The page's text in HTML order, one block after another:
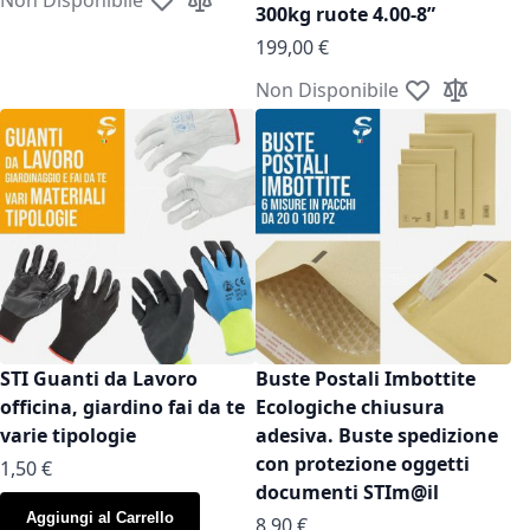
Aggiungi alla lista desideri
Aggiungi al confronto
300kg ruote 4.00-8”
199,00 €
Non Disponibile Aggiungi alla
Aggiungi
STI Guanti da Lavoro
officina, giardino fai da te
varie tipologie
As low as
1,50 €
Aggiungi al Carrello
Buste Postali Imbottite
Ecologiche chiusura
adesiva. Buste spedizione
con protezione oggetti
documenti STIm@il
As low as